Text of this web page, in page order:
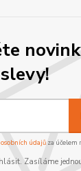
slevy!
údajůza účelem
Zasíláme